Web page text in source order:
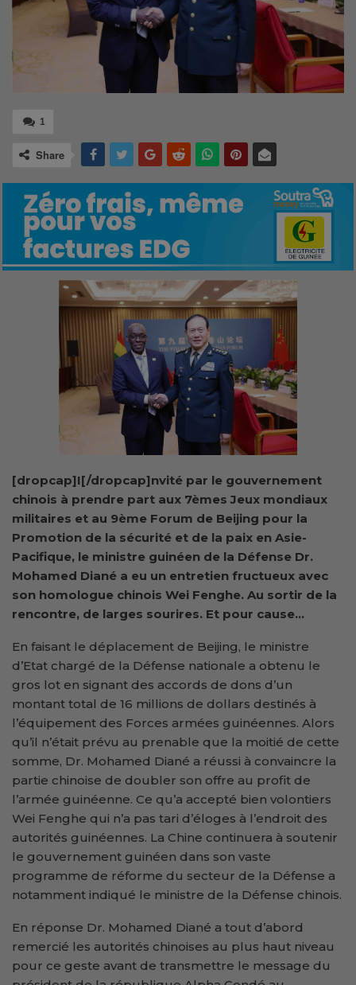
1
Share
[dropcap]I[/dropcap]nvité par le gouvernement
chinois à prendre part aux 7èmes Jeux mondiaux
militaires et au 9ème Forum de Beijing pour la
Promotion de la sécurité et de la paix en Asie-
Pacifique, le ministre guinéen de la Défense Dr.
Mohamed Diané a eu un entretien fructueux avec
son homologue chinois Wei Fenghe. Au sortir de la
rencontre, de larges sourires. Et pour cause…
En faisant le déplacement de Beijing, le ministre
d’Etat chargé de la Défense nationale a obtenu le
gros lot en signant des accords de dons d’un
montant total de 16 millions de dollars destinés à
l’équipement des Forces armées guinéennes. Alors
qu’il n’était prévu au prenable que la moitié de cette
somme, Dr. Mohamed Diané a réussi à convaincre la
partie chinoise de doubler son offre au profit de
l’armée guinéenne. Ce qu’a accepté bien volontiers
Wei Fenghe qui n’a pas tari d’éloges à l’endroit des
autorités guinéennes. La Chine continuera à soutenir
le gouvernement guinéen dans son vaste
programme de réforme du secteur de la Défense a
notamment indiqué le ministre de la Défense chinois.
En réponse Dr. Mohamed Diané a tout d’abord
remercié les autorités chinoises au plus haut niveau
pour ce geste avant de transmettre le message du